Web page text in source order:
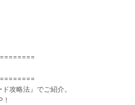
攻略法』でご紹介。